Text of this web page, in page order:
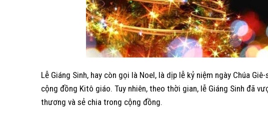
Lễ Giáng Sinh, hay còn gọi là Noel, là dịp lễ kỷ niệm ngày Chúa
cộng đồng Kitô giáo. Tuy nhiên, theo thời gian, lễ Giáng Sinh đã
thương và sẻ chia trong cộng đồng.